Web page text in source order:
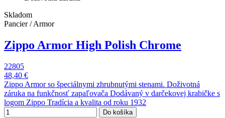
Skladom
Pancier / Armor
Zippo Armor High Polish Chrome
22805
48,40 €
Zippo Armor so špeciálnymi zhrubnutými stenami. Doživotná
záruka na funkčnosť zapaľovača Dodávaný v darčekovej krabičke s
logom Zippo Tradícia a kvalita od roku 1932
Do košíka